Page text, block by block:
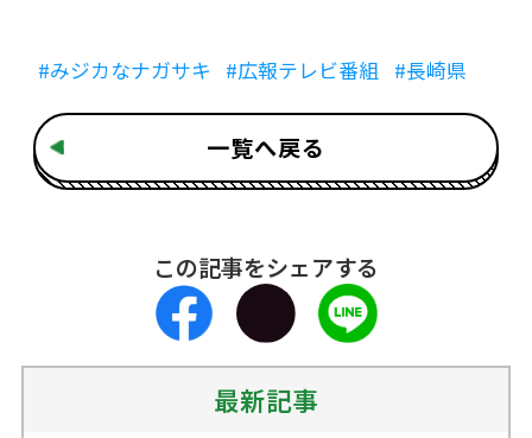
#みジカなナガサキ #広報テレビ番組 #長崎県
一覧へ戻る
この記事をシェアする
最新記事